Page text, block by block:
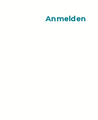
Anmelden